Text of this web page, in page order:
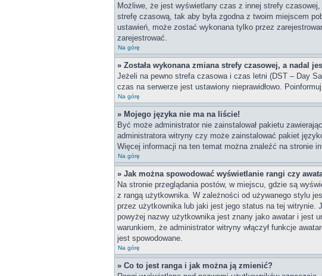
Możliwe, że jest wyświetlany czas z innej strefy
strefę czasową, tak aby była zgodna z twoim miejscem
ustawień, może zostać wykonana tylko przez
zarejestrować.
Na górę
» Została wykonana zmiana strefy czasowej, a nadal
Jeżeli na pewno strefa czasowa i czas letni (DST – Day
czas na serwerze jest ustawiony nieprawidłowo.
Na górę
» Mojego języka nie ma na liście!
Być może administrator nie zainstalował pakietu
administratora witryny czy może zainstalować pakiet
Więcej informacji na ten temat można znaleźć na stronie
Na górę
» Jak można spowodować wyświetlanie rangi czy
Na stronie przeglądania postów, w miejscu, gdzie są
z rangą użytkownika. W zależności od używanego stylu
przez użytkownika lub jaki jest jego status na tej
powyżej nazwy użytkownika jest znany jako awatar i jest
warunkiem, że administrator witryny włączył funkcje
jest spowodowane.
Na górę
» Co to jest ranga i jak można ją zmienić?